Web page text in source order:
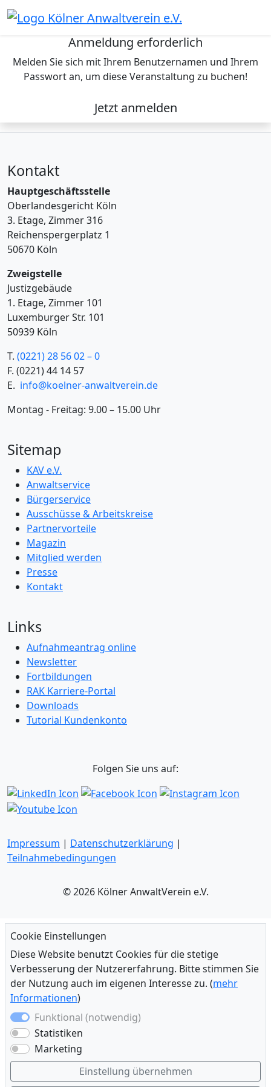
Skip
to
Anmeldung erforderlich
Melden Sie sich mit Ihrem Benutzernamen und Ihrem
Passwort an, um diese Veranstaltung zu buchen!
Jetzt anmelden
Kontakt
Hauptgeschäftsstelle
Oberlandesgericht Köln
3. Etage, Zimmer 316
Reichenspergerplatz 1
50670 Köln
Zweigstelle
Justizgebäude
1. Etage, Zimmer 101
Luxemburger Str. 101
50939 Köln
T. (0221) 28 56 02 – 0
F. (0221) 44 14 57
E. info@koelner-anwaltverein.de
Montag - Freitag: 9.00 – 15.00 Uhr
Sitemap
KAV e.V.
Anwaltservice
Bürgerservice
Ausschüsse & Arbeitskreise
Partnervorteile
Magazin
Mitglied werden
Presse
Kontakt
Links
Aufnahmeantrag online
Newsletter
Fortbildungen
RAK Karriere-Portal
Downloads
Tutorial Kundenkonto
Folgen Sie uns auf:
Impressum | Datenschutzerklärung |
Teilnahmebedingungen
© 2026 Kölner AnwaltVerein e.V.
Cookie Einstellungen
Diese Website benutzt Cookies für die stetige
Verbesserung der Nutzererfahrung. Bitte stimmen Sie
der Nutzung auch im eigenen Interesse zu. (mehr
Informationen)
Funktional (notwendig)
Statistiken
Marketing
Einstellung übernehmen